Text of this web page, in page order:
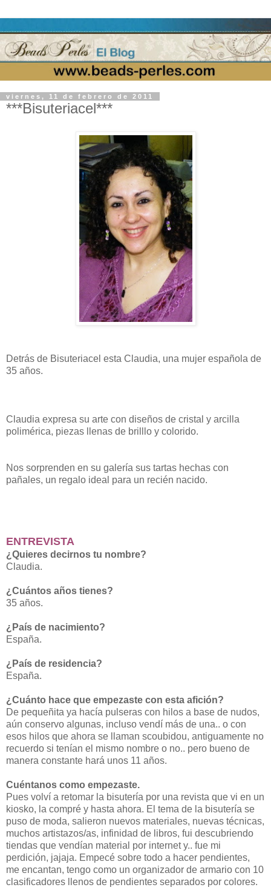
viernes, 11 de febrero de 2011
***Bisuteriacel***
Detrás de Bisuteriacel esta Claudia, una mujer española de
35 años.
Claudia expresa su arte con diseños de cristal y arcilla
polimérica, piezas llenas de brilllo y colorido.
Nos sorprenden en su galería sus tartas hechas con
pañales, un regalo ideal para un recién nacido.
ENTREVISTA
¿Quieres decirnos tu nombre?
Claudia.
¿Cuántos años tienes?
35 años.
¿País de nacimiento?
España.
¿País de residencia?
España.
¿Cuánto hace que empezaste con esta afición?
De pequeñita ya hacía pulseras con hilos a base de nudos,
aún conservo algunas, incluso vendí más de una.. o con
esos hilos que ahora se llaman scoubidou, antiguamente no
recuerdo si tenían el mismo nombre o no.. pero bueno de
manera constante hará unos 11 años.
Cuéntanos como empezaste.
Pues volví a retomar la bisutería por una revista que vi en un
kiosko, la compré y hasta ahora. El tema de la bisutería se
puso de moda, salieron nuevos materiales, nuevas técnicas,
muchos artistazos/as, infinidad de libros, fui descubriendo
tiendas que vendían material por internet y.. fue mi
perdición, jajaja. Empecé sobre todo a hacer pendientes,
me encantan, tengo como un organizador de armario con 10
clasificadores llenos de pendientes separados por colores.